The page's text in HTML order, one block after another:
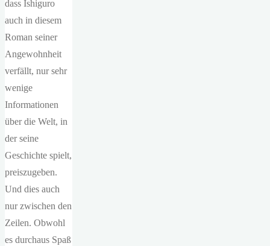
dass Ishiguro
auch in diesem
Roman seiner
Angewohnheit
verfällt, nur sehr
wenige
Informationen
über die Welt, in
der seine
Geschichte spielt,
preiszugeben.
Und dies auch
nur zwischen den
Zeilen. Obwohl
es durchaus Spaß